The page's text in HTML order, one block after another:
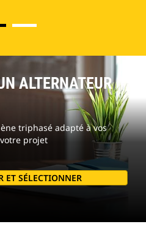
ALTERNATEUR
triphasé adapté à vos
projet
ET SÉLECTIONNER